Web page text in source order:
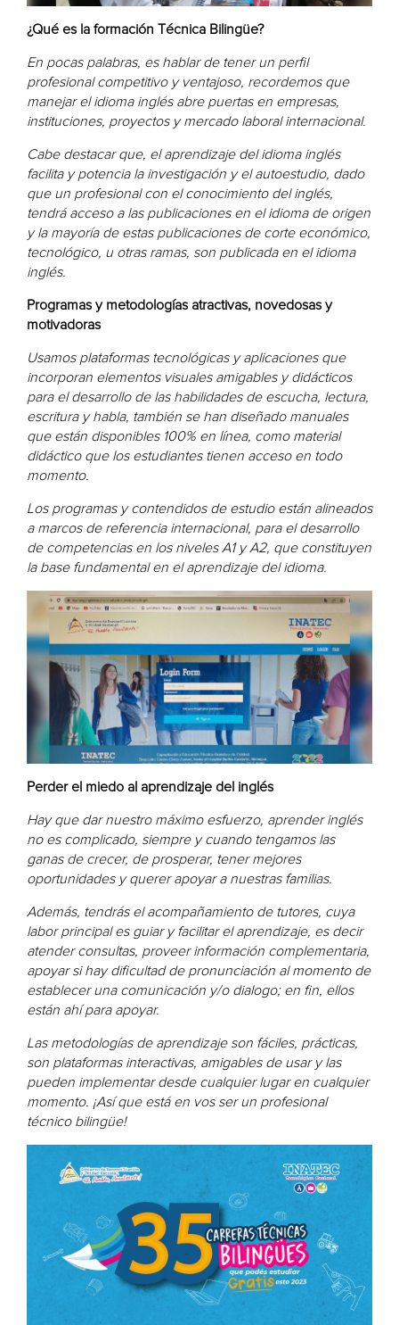
¿Qué es la formación Técnica Bilingüe?
En pocas palabras, es hablar de tener un perfil
profesional competitivo y ventajoso, recordemos que
manejar el idioma inglés abre puertas en empresas,
instituciones, proyectos y mercado laboral internacional.
Cabe destacar que, el aprendizaje del idioma inglés
facilita y potencia la investigación y el autoestudio, dado
que un profesional con el conocimiento del inglés,
tendrá acceso a las publicaciones en el idioma de origen
y la mayoría de estas publicaciones de corte económico,
tecnológico, u otras ramas, son publicada en el idioma
inglés.
Programas y metodologías atractivas, novedosas y
motivadoras
Usamos plataformas tecnológicas y aplicaciones que
incorporan elementos visuales amigables y didácticos
para el desarrollo de las habilidades de escucha, lectura,
escritura y habla, también se han diseñado manuales
que están disponibles 100% en línea, como material
didáctico que los estudiantes tienen acceso en todo
momento.
Los programas y contendidos de estudio están alineados
a marcos de referencia internacional, para el desarrollo
de competencias en los niveles A1 y A2, que constituyen
la base fundamental en el aprendizaje del idioma.
Perder el miedo al aprendizaje del inglés
Hay que dar nuestro máximo esfuerzo, aprender inglés
no es complicado, siempre y cuando tengamos las
ganas de crecer, de prosperar, tener mejores
oportunidades y querer apoyar a nuestras familias.
Además, tendrás el acompañamiento de tutores, cuya
labor principal es guiar y facilitar el aprendizaje, es decir
atender consultas, proveer información complementaria,
apoyar si hay dificultad de pronunciación al momento de
establecer una comunicación y/o dialogo; en fin, ellos
están ahí para apoyar.
Las metodologías de aprendizaje son fáciles, prácticas,
son plataformas interactivas, amigables de usar y las
pueden implementar desde cualquier lugar en cualquier
momento. ¡Así que está en vos ser un profesional
técnico bilingüe!